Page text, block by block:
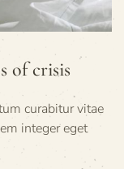
of crisis
curabitur vitae
integer eget